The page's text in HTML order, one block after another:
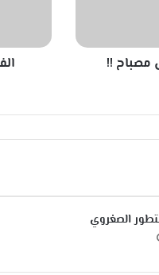
مصباح !!
و
ط
م
الصغروي